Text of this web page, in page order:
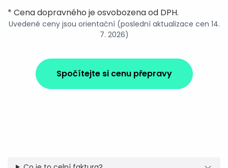
* Cena dopravného je osvobozena od DPH.
Uvedené ceny jsou orientační (poslední aktualizace cen 14.
7. 2026)
Spočítejte si cenu přepravy